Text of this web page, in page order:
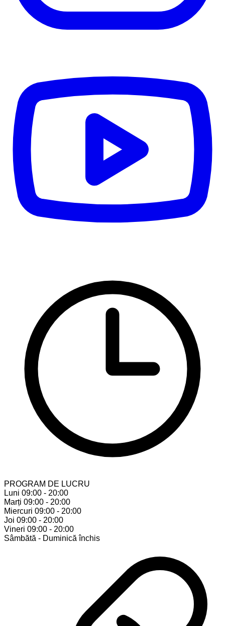
PROGRAM DE LUCRU
Luni 09:00 - 20:00
Marți 09:00 - 20:00
Miercuri 09:00 - 20:00
Joi 09:00 - 20:00
Vineri 09:00 - 20:00
Sâmbătă - Duminică închis